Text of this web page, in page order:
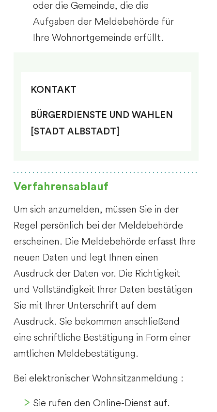
oder die Gemeinde, die die
Aufgaben der Meldebehörde für
Ihre Wohnortgemeinde erfüllt.
KONTAKT
BÜRGERDIENSTE UND WAHLEN
[STADT ALBSTADT]
Verfahrensablauf
Um sich anzumelden, müssen Sie in der
Regel persönlich bei der Meldebehörde
erscheinen. Die Meldebehörde erfasst Ihre
neuen Daten und legt Ihnen einen
Ausdruck der Daten vor. Die Richtigkeit
und Vollständigkeit Ihrer Daten bestätigen
Sie mit Ihrer Unterschrift auf dem
Ausdruck. Sie bekommen anschließend
eine schriftliche Bestätigung in Form einer
amtlichen Meldebestätigung.
Bei elektronischer Wohnsitzanmeldung :
Sie rufen den Online-Dienst auf.